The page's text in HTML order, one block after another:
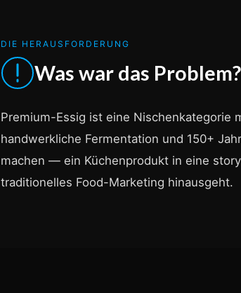
DIE HERAUSFORDERUNG
Was war das Problem?
Premium-Essig ist eine Nischenkategorie
handwerkliche Fermentation und 150+
machen — ein Küchenprodukt in eine
traditionelles Food-Marketing hinausgeht.